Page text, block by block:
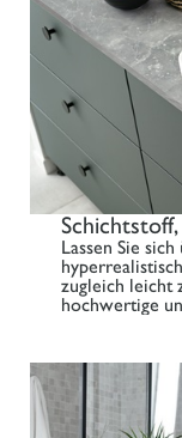
Lassen Sie
zugleich leicht
hochwertige